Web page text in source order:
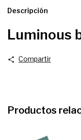
Descripción
Luminous
Compartir
Productos